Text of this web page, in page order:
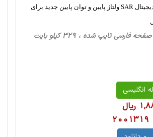
یک مبدل آنالوگ به دیجیتال SAR ولتاژ پایین و توان پایین جدید برای
، سخت ‌افزار، 13 صفحه فارسی تایپ شده ، 329 کیلو بایت
انگلیسی
2001319